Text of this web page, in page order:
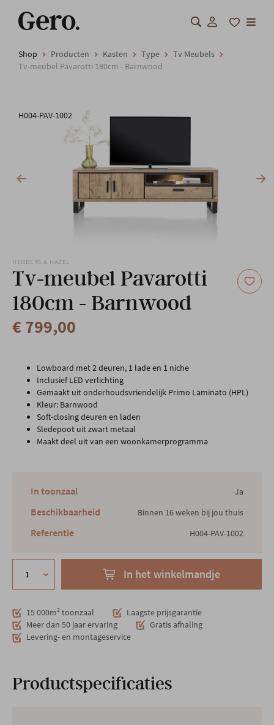
Shop
Totaalinrichting
Shop Producten Kasten Type
Tv Meubels
Tv-meubel Pavarotti 180cm - Barnwood
H004-PAV-1002
HENDERS & HAZEL
Tv-meubel Pavarotti
180cm - Barnwood
€ 799,00
Lowboard met 2 deuren, 1 lade en 1 niche
Inclusief LED verlichting
Gemaakt uit onderhoudsvriendelijk Primo Laminato (HPL)
Kleur: Barnwood
Soft-closing deuren en laden
Sledepoot uit zwart metaal
Maakt deel uit van een woonkamerprogramma
In toonzaal Ja
Beschikbaarheid Binnen 16 weken bij jou thuis
Referentie H004-PAV-1002
In het winkelmandje
15 000m² toonzaal
Laagste prijsgarantie
Meer dan 50 jaar ervaring
Gratis afhaling
Levering- en montageservice
Productspecificaties